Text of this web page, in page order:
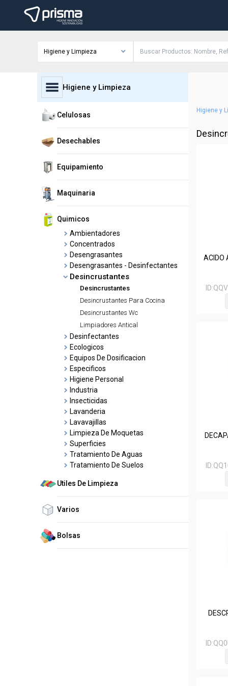
Higiene y Limpieza
Higiene y Limpieza
Celulosas
Desechables
Equipamiento
Maquinaria
Quimicos
Ambientadores
Concentrados
Desengrasantes
Desengrasantes - Desinfectantes
Desincrustantes
Desincrustantes
Desincrustantes Para Cocina
Desincrustantes Wc
Limpiadores Antical
Desinfectantes
Ecologicos
Equipos De Dosificacion
Especificos
Higiene Personal
Industria
Insecticidas
Lavanderia
Lavavajillas
Limpieza De Moquetas
Superficies
Tratamiento De Aguas
Tratamiento De Suelos
Utiles De Limpieza
Varios
Bolsas
Higiene y
ACIDO
ID:
ID:
ID: